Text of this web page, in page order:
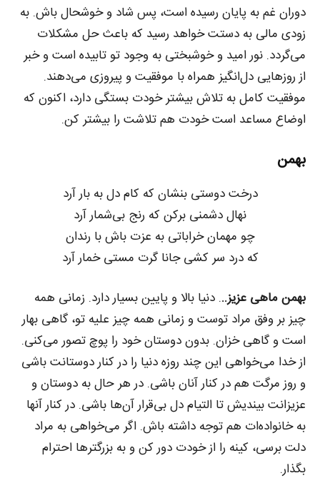
دوران غم به پایان رسیده است، پس شاد و خوشحال باش. به
زودی مالی به دستت خواهد رسید که باعث حل مشکلات
می‌گردد. نور امید و خوشبختی به وجود تو تابیده است و خبر
از روزهایی دل‌انگیز همراه با موفقیت و پیروزی می‌دهند.
موفقیت کامل به تلاش بیشتر خودت بستگی دارد، اکنون که
اوضاع مساعد است خودت هم تلاشت را بیشتر کن.
بهمن
درخت دوستی بنشان که کام دل به بار آرد
نهال دشمنی برکن که رنج بی‌شمار آرد
چو مهمان خراباتی به عزت باش با رندان
که درد سر کشی جانا گرت مستی خمار آرد
بهمن ماهی عزیز... دنیا بالا و پایین بسیار دارد. زمانی همه
چیز بر وفق مراد توست و زمانی همه چیز علیه تو، گاهی بهار
است و گاهی خزان. بدون دوستان خود را پوچ تصور می‌کنی.
از خدا می‌خواهی این چند روزه دنیا را در کنار دوستانت باشی
و روز مرگت هم در کنار آنان باشی. در هر حال به دوستان و
عزیزانت بیندیش تا التیام دل بی‌قرار آن‌ها باشی. در کنار آنها
به خانواده‌ات هم توجه داشته باش. اگر می‌خواهی به مراد
دلت برسی، کینه را از خودت دور کن و به بزرگترها احترام
بگذار.